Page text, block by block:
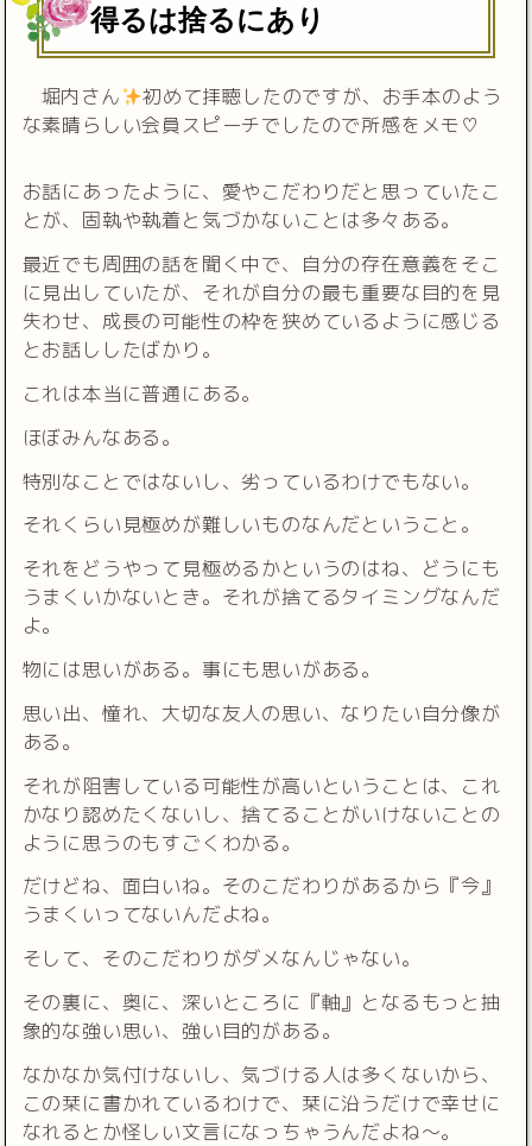
得るは捨るにあり
堀内さん
初めて拝聴したのですが、お手本のよう
な素晴らしい会員スピーチでしたので所感をメモ♡
お話にあったように、愛やこだわりだと思っていたこ
とが、固執や執着と気づかないことは多々ある。
最近でも周囲の話を聞く中で、自分の存在意義をそこ
に見出していたが、それが自分の最も重要な目的を見
失わせ、成長の可能性の枠を狭めているように感じる
とお話ししたばかり。
これは本当に普通にある。
ほぼみんなある。
特別なことではないし、劣っているわけでもない。
それくらい見極めが難しいものなんだということ。
それをどうやって見極めるかというのはね、どうにも
うまくいかないとき。それが捨てるタイミングなんだ
よ。
物には思いがある。事にも思いがある。
思い出、憧れ、大切な友人の思い、なりたい自分像が
ある。
それが阻害している可能性が高いということは、これ
かなり認めたくないし、捨てることがいけないことの
ように思うのもすごくわかる。
だけどね、面白いね。そのこだわりがあるから『今』
うまくいってないんだよね。
そして、そのこだわりがダメなんじゃない。
その裏に、奥に、深いところに『軸』となるもっと抽
象的な強い思い、強い目的がある。
なかなか気付けないし、気づける人は多くないから、
この栞に書かれているわけで、栞に沿うだけで幸せに
なれるとか怪しい文言になっちゃうんだよね〜。